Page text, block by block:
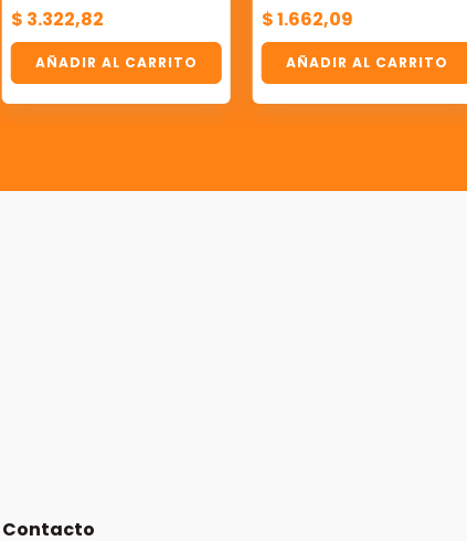
$ 3.322,82
AÑADIR AL CARRITO
$1.662,09
AÑADIR AL CARRITO
Contacto